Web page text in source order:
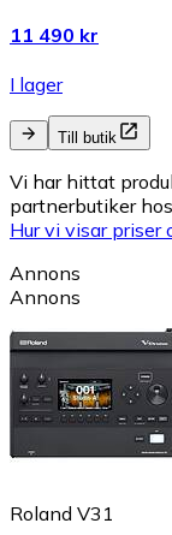
11 490 kr
I lager
Till butik
Vi har hittat
partnerbutiker
Hur vi visar priser
Annons
Annons
Roland V31